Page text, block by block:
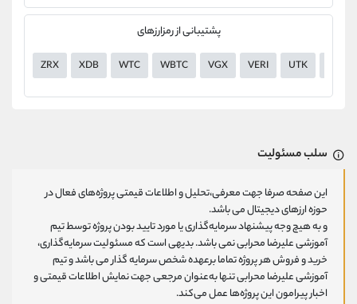
پشتیبانی از رمزارزهای
ZRX XDB WTC WBTC VGX VERI UTK
سلب مسئولیت
این صفحه صرفا جهت معرفی،تحلیل و اطلاعات قیمتی پروژه‌های فعال در
حوزه ارزهای دیجیتال می باشد.
و به هیچ وجه پیشنهاد سرمایه‌گذاری یا مورد تایید بودن پروژه توسط تیم
آموزشی علیرضا محرابی نمی باشد. بدیهی است که مسئولیت سرمایه‌گذاری،
خرید و فروش هر پروژه تماما برعهده شخص سرمایه گذار می باشد و تیم
آموزشی علیرضا محرابی تنها به‌عنوان مرجعی جهت نمایش اطلاعات قیمتی و
اخبار پیرامون این پروژه‌‌ها عمل می‌کند.